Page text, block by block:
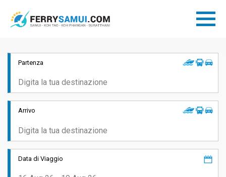
Partenza
Arrivo
Data di Viaggio